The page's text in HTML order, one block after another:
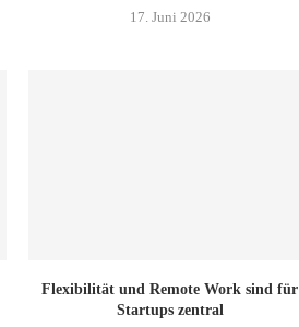
17. Juni 2026
Flexibilität und Remote Work sind für
Startups zentral